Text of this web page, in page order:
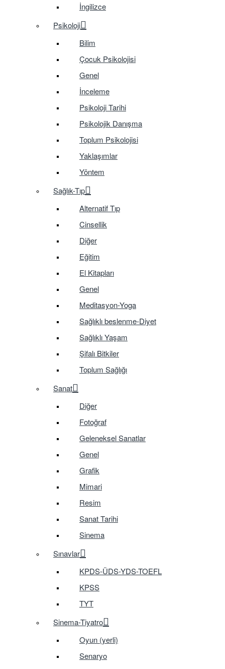
İngilizce
Psikoloji
Bilim
Çocuk Psikolojisi
Genel
İnceleme
Psikoloji Tarihi
Psikolojik Danışma
Toplum Psikolojisi
Yaklaşımlar
Yöntem
Sağlık-Tıp
Alternatif Tıp
Cinsellik
Diğer
Eğitim
El Kitapları
Genel
Meditasyon-Yoga
Sağlıklı beslenme-Diyet
Sağlıklı Yaşam
Şifalı Bitkiler
Toplum Sağlığı
Sanat
Diğer
Fotoğraf
Geleneksel Sanatlar
Genel
Grafik
Mimari
Resim
Sanat Tarihi
Sinema
Sınavlar
KPDS-ÜDS-YDS-TOEFL
KPSS
TYT
Sinema-Tiyatro
Oyun (yerli)
Senaryo